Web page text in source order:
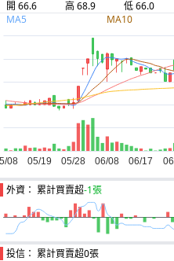
開 66.6 高 68.9 低 66.0
MA5
MA10
外資： 累計買賣超-1張
投信： 累計買賣超0張